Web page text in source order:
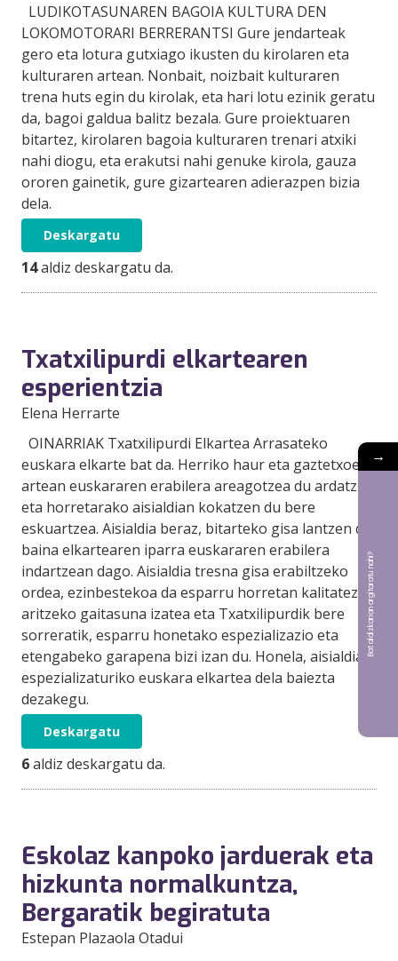
LUDIKOTASUNAREN BAGOIA KULTURA DEN
LOKOMOTORARI BERRERANTSI Gure jendarteak
gero eta lotura gutxiago ikusten du kirolaren eta
kulturaren artean. Nonbait, noizbait kulturaren
trena huts egin du kirolak, eta hari lotu ezinik geratu
da, bagoi galdua balitz bezala. Gure proiektuaren
bitartez, kirolaren bagoia kulturaren trenari atxiki
nahi diogu, eta erakutsi nahi genuke kirola, gauza
ororen gainetik, gure gizartearen adierazpen bizia
dela.
Deskargatu
14aldiz deskargatu da.
Txatxilipurdi elkartearen
esperientzia
Elena Herrarte
OINARRIAK Txatxilipurdi Elkartea Arrasateko
euskara elkarte bat da. Herriko haur eta gaztetxoen
artean euskararen erabilera areagotzea du ardatz
eta horretarako aisialdian kokatzen du bere
eskuartzea. Aisialdia beraz, bitarteko gisa lantzen du
baina elkartearen iparra euskararen erabilera
indartzean dago. Aisialdia tresna gisa erabiltzeko
ordea, ezinbestekoa da esparru horretan kalitatez
aritzeko gaitasuna izatea eta Txatxilipurdik bere
sorreratik, esparru honetako espezializazio eta
etengabeko garapena bizi izan du. Honela, aisialdian
espezializaturiko euskara elkartea dela baiezta
dezakegu.
Deskargatu
6aldiz deskargatu da.
Eskolaz kanpoko jarduerak eta
hizkunta normalkuntza,
Bergaratik begiratuta
Estepan Plazaola Otadui
→
Bat aldizkarian argitaratu nahi?